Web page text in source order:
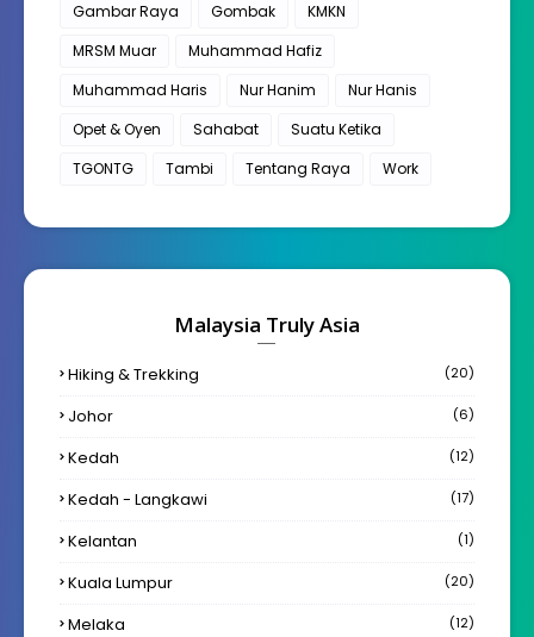
Gambar Raya
Gombak
KMKN
MRSM Muar
Muhammad Hafiz
Muhammad Haris
Nur Hanim
Nur Hanis
Opet & Oyen
Sahabat
Suatu Ketika
TGONTG
Tambi Tentang Raya Work
Malaysia Truly Asia
Hiking & Trekking (20)
Johor (6)
Kedah (12)
Kedah - Langkawi (17)
Kelantan (1)
Kuala Lumpur (20)
Melaka (12)